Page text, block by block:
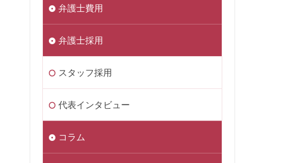
弁護士費用
弁護士採用
スタッフ採用
代表インタビュー
コラム